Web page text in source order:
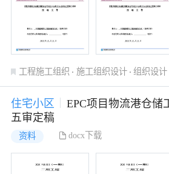
工程施工组织 施工组织设计 组织设计
住宅小区
EPC项目物流港仓储
五审定稿
资料 docx下载